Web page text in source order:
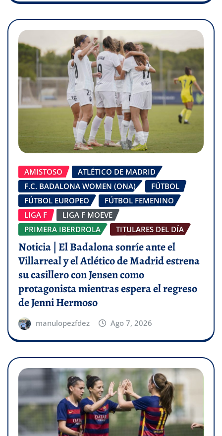
AMISTOSO
ATLÉTICO DE MADRID
F.C. BADALONA WOMEN (ONA)
FÚTBOL
FÚTBOL EUROPEO
FÚTBOL FEMENINO
LIGA F
LIGA F MOEVE
PRIMERA IBERDROLA
TITULARES DEL DÍA
Noticia | El Badalona sonríe ante el
Villarreal y el Atlético de Madrid estrena
su casillero con Jensen como
protagonista mientras espera el regreso
de Jenni Hermoso
manulopezfdez Ago 7, 2026